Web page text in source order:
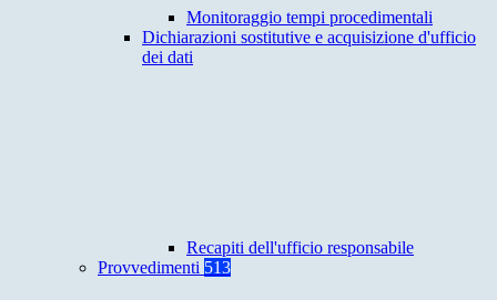
Monitoraggio tempi procedimentali
Dichiarazioni sostitutive e acquisizione d'ufficio
dei dati
Recapiti dell'ufficio responsabile
Provvedimenti 513